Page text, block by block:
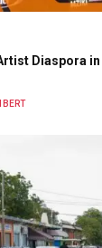
Diaspora